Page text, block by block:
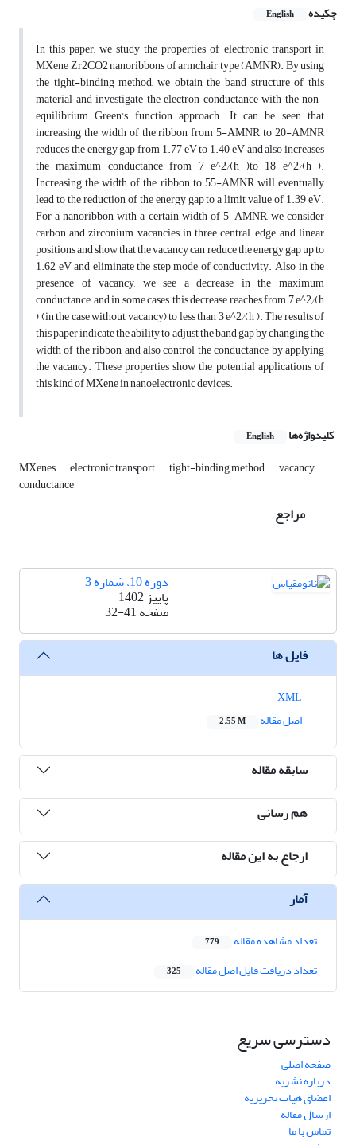
چکیده
English
In this paper, we study the properties of electronic transport in
MXene Zr2CO2 nanoribbons of armchair type (AMNR). By using
the tight-binding method, we obtain the band structure of this
material and investigate the electron conductance with the non-
equilibrium Green's function approach. It can be seen that
increasing the width of the ribbon from 5-AMNR to 20-AMNR
reduces the energy gap from 1.77 eV to 1.40 eV and also increases
the maximum conductance from 7 e^2⁄(h )to 18 e^2⁄(h ).
Increasing the width of the ribbon to 55-AMNR will eventually
lead to the reduction of the energy gap to a limit value of 1.39 eV.
For a nanoribbon with a certain width of 5-AMNR, we consider
carbon and zirconium vacancies in three central, edge, and linear
positions and show that the vacancy can reduce the energy gap up to
1.62 eV and eliminate the step mode of conductivity. Also, in the
presence of vacancy, we see a decrease in the maximum
conductance, and in some cases, this decrease reaches from 7 e^2⁄(h
) (in the case without vacancy) to less than 3 e^2⁄(h ). The results of
this paper indicate the ability to adjust the band gap by changing the
width of the ribbon and also control the conductance by applying
the vacancy. These properties show the potential applications of
this kind of MXene in nanoelectronic devices.
کلیدواژه‌ها English
MXenes electronic transport tight-binding method vacancy
conductance
مراجع
دوره 10، شماره 3
پاییز 1402
صفحه32-41
فایل ها
اصل مقاله
2.55 M
سابقه مقاله
هم رسانی
ارجاع به این مقاله
آمار
تعداد مشاهده مقاله 779
تعداد دریافت فایل اصل مقاله 325
دسترسی سریع
صفحه اصلی
درباره نشریه
اعضای هیات تحریریه
ارسال مقاله
تماس با ما